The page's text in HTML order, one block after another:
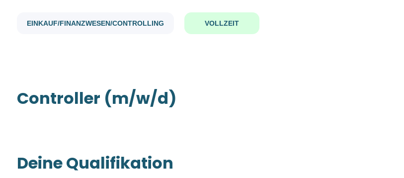
EINKAUF/FINANZWESEN/CONTROLLING VOLLZEIT
Controller (m/w/d)
Deine Qualifikation